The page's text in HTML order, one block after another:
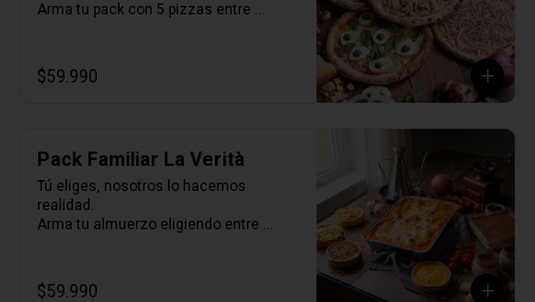
Arma tu pack con 5 pizzas entre
Selladas al vacío, listas para horno o
parrilla… como recién hechas.
$59.990
Pack Familiar La Verità
Tú eliges, nosotros lo hacemos
realidad.
Arma tu almuerzo eligiendo entre
vendidas y un tiramisú familiar para
$59.990